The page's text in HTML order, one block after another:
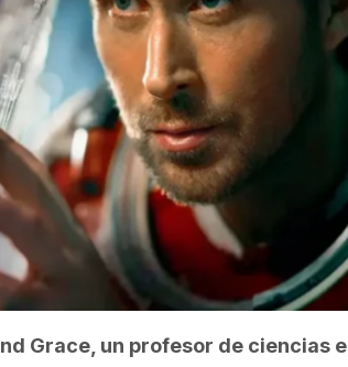
Grace, un profesor de ciencias